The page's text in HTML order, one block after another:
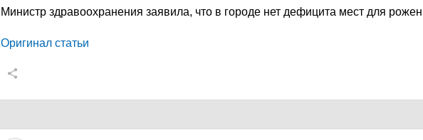
Министр здравоохранения заявила, что в городе нет дефицита мест для
Оригинал статьи